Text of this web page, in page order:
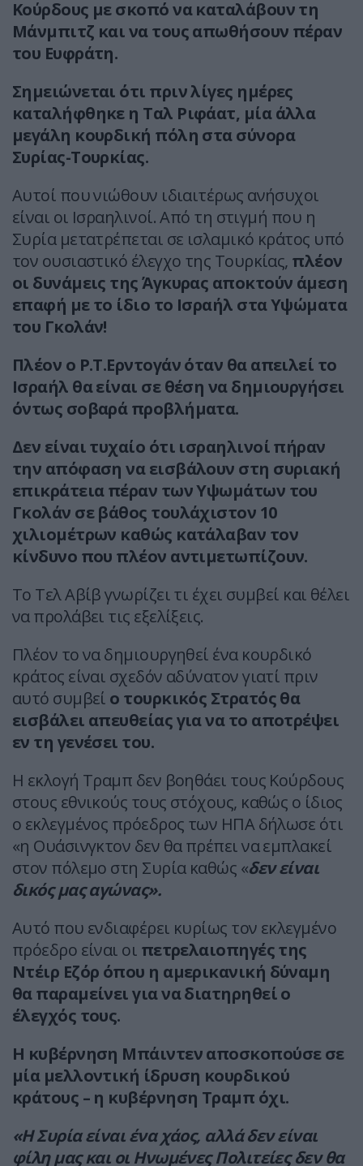
Κούρδους με σκοπό να καταλάβουν τη
Μάνμπιτζ και να τους απωθήσουν πέραν
του Ευφράτη.
Σημειώνεται ότι πριν λίγες ημέρες
καταλήφθηκε η Ταλ Ριφάατ, μία άλλα
μεγάλη κουρδική πόλη στα σύνορα
Συρίας-Τουρκίας.
Αυτοί που νιώθουν ιδιαιτέρως ανήσυχοι
είναι οι Ισραηλινοί. Από τη στιγμή που η
Συρία μετατρέπεται σε ισλαμικό κράτος υπό
τον ουσιαστικό έλεγχο της Τουρκίας, πλέον
οι δυνάμεις της Άγκυρας αποκτούν άμεση
επαφή με το ίδιο το Ισραήλ στα Υψώματα
του Γκολάν!
Πλέον ο Ρ.Τ.Ερντογάν όταν θα απειλεί το
Ισραήλ θα είναι σε θέση να δημιουργήσει
όντως σοβαρά προβλήματα.
Δεν είναι τυχαίο ότι ισραηλινοί πήραν
την απόφαση να εισβάλουν στη συριακή
επικράτεια πέραν των Υψωμάτων του
Γκολάν σε βάθος τουλάχιστον 10
χιλιομέτρων καθώς κατάλαβαν τον
κίνδυνο που πλέον αντιμετωπίζουν.
Το Τελ Αβίβ γνωρίζει τι έχει συμβεί και θέλει
να προλάβει τις εξελίξεις.
Πλέον το να δημιουργηθεί ένα κουρδικό
κράτος είναι σχεδόν αδύνατον γιατί πριν
αυτό συμβεί ο τουρκικός Στρατός θα
εισβάλει απευθείας για να το αποτρέψει
εν τη γενέσει του.
Η εκλογή Τραμπ δεν βοηθάει τους Κούρδους
στους εθνικούς τους στόχους, καθώς ο ίδιος
ο εκλεγμένος πρόεδρος των ΗΠΑ δήλωσε ότι
«η Ουάσινγκτον δεν θα πρέπει να εμπλακεί
στον πόλεμο στη Συρία καθώς «δεν είναι
δικός μας αγώνας».
Αυτό που ενδιαφέρει κυρίως τον εκλεγμένο
πρόεδρο είναι οι πετρελαιοπηγές της
Ντέιρ Εζόρ όπου η αμερικανική δύναμη
θα παραμείνει για να διατηρηθεί ο
έλεγχός τους.
Η κυβέρνηση Μπάιντεν αποσκοπούσε σε
μία μελλοντική ίδρυση κουρδικού
κράτους – η κυβέρνηση Τραμπ όχι.
«Η Συρία είναι ένα χάος, αλλά δεν είναι
φίλη μας και οι Ηνωμένες Πολιτείες δεν θα